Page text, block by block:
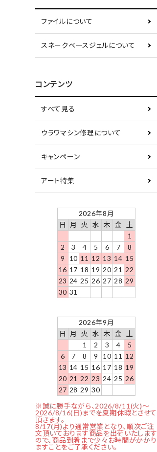
ファイルについて
スネークベースジェルについて
コンテンツ
すべて見る
ウラワマシン修理について
キャンペーン
アート特集
2026年8月
日
月 火 水 木 金
土
1
2
3 4 5 6 7
8
9
10 11 12 13 14 15
16 17 18 19 20 21 22
23 24 25 26 27 28 29
30 31
2026年9月
日
月 火 水 木 金
土
1
2 3 4
5
6
7 8 9 10 11 12
13 14 15 16 17 18 19
20 21 22 23 24 25 26
27 28 29 30
※誠に勝手ながら、2026/8/11(火)～
2026/8/16(日)までを夏期休暇とさせて
頂きます。
8/17(月)より通常営業となり、順次ご注
文頂いております商品を出荷いたします
ので、商品到着まで少々お時間がかかり
ますことをご了承ください。